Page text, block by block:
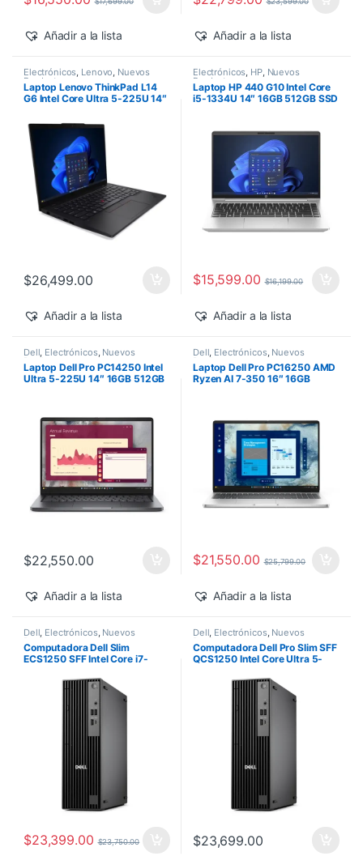
Añadir a la lista Añadir a la lista
Electrónicos, Lenovo, Nuevos
Productos
Laptop Lenovo ThinkPad L14
G6 Intel Core Ultra 5-225U 14″
Pro
$26,499.00
Añadir a la lista
Electrónicos, HP, Nuevos
Productos
Laptop HP 440 G10 Intel Core
i5-1334U 14″ 16GB 512GB SSD
$15,599.00 $16,199.00
Añadir a la lista
Dell, Electrónicos, Nuevos
Productos
Laptop Dell Pro PC14250 Intel
Ultra 5-225U 14″ 16GB 512GB
$22,550.00
Añadir a la lista
Dell, Electrónicos, Nuevos
Productos
Laptop Dell Pro PC16250 AMD
Ryzen AI 7-350 16″ 16GB
$21,550.00 $25,799.00
Añadir a la lista
Dell Electrónicos, Nuevos
Productos
Computadora Dell Slim
ECS1250 SFF Intel Core i7-
Windows 11 Pro
$23,399.00 $23,750.00
Dell Electrónicos, Nuevos
Productos
Computadora Dell Pro Slim SFF
QCS1250 Intel Core Ultra 5-
Windows 11 Pro
$23,699.00